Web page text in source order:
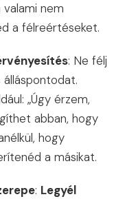
valami nem
a félreértéseket.
: Ne félj
„Úgy érzem,
abban, hogy
hogy
a másikat.
: Legyél